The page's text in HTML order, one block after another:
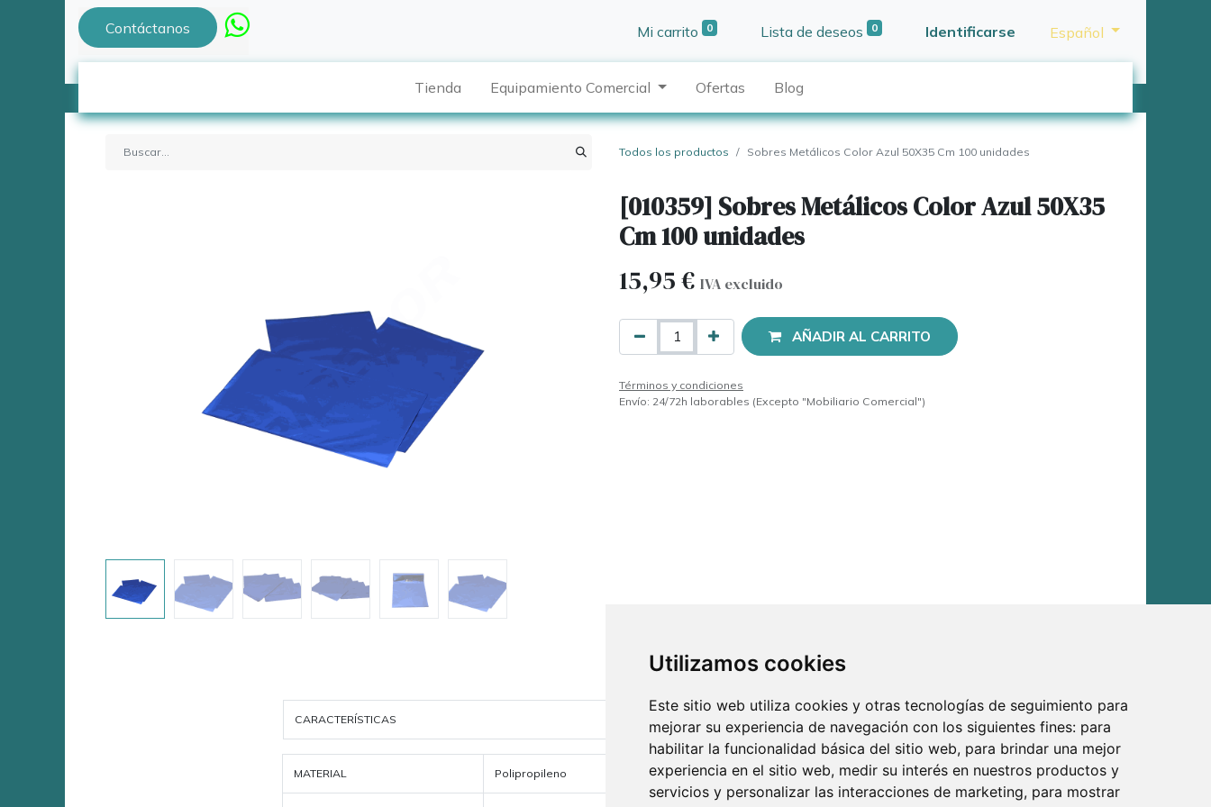
Utilizamos cookies
Este sitio web utiliza cookies y otras tecnologías de seguimiento para
mejorar su experiencia de navegación con los siguientes fines: para
habilitar la funcionalidad básica del sitio web, para brindar una mejor
experiencia en el sitio web, medir su interés en nuestros productos y
servicios y personalizar las interacciones de marketing, para mostrar
Contáctanos Mi carrito 0 Lista de deseos 0 Identificarse Español
Tienda Equipamiento Comercial Ofertas Blog
Todos los productos Sobres Metálicos Color Azul 50X35 Cm 100 unidades
[010359] Sobres Metálicos Color Azul 50X35
Cm 100 unidades
15,95€ IVA excluido
AÑADIR AL CARRITO
Términos y condiciones
Envío: 24/72h laborables (Excepto "Mobiliario Comercial")
CARACTERÍSTICAS
MATERIAL Polipropileno